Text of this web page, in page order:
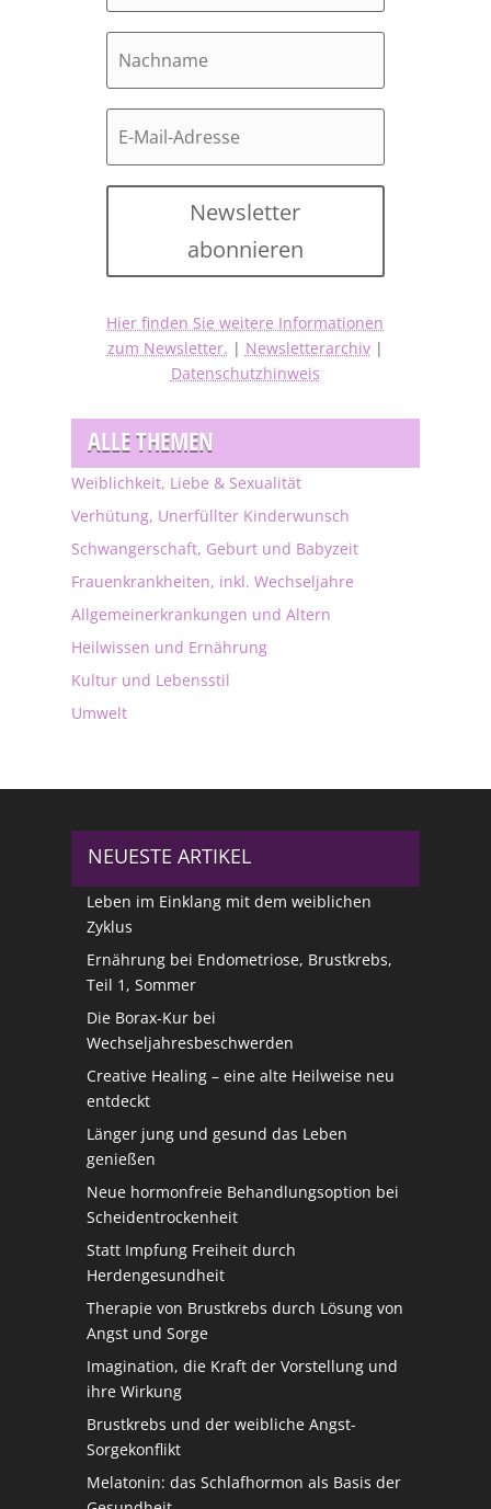
Newsletter
abonnieren
Hier finden Sie weitere Informationen
zum Newsletter. | Newsletterarchiv|
Datenschutzhinweis
ALLE THEMEN
Weiblichkeit, Liebe & Sexualität
Verhütung, Unerfüllter Kinderwunsch
Schwangerschaft, Geburt und Babyzeit
Frauenkrankheiten, inkl. Wechseljahre
Allgemeinerkrankungen und Altern
Heilwissen und Ernährung
Kultur und Lebensstil
Umwelt
NEUESTE ARTIKEL
Leben im Einklang mit dem weiblichen
Zyklus
Ernährung bei Endometriose, Brustkrebs,
Teil 1, Sommer
Die Borax-Kur bei
Wechseljahresbeschwerden
Creative Healing – eine alte Heilweise neu
entdeckt
Länger jung und gesund das Leben
genießen
Neue hormonfreie Behandlungsoption bei
Scheidentrockenheit
Statt Impfung Freiheit durch
Herdengesundheit
Therapie von Brustkrebs durch Lösung von
Angst und Sorge
Imagination, die Kraft der Vorstellung und
ihre Wirkung
Brustkrebs und der weibliche Angst-
Sorgekonflikt
Melatonin: das Schlafhormon als Basis der